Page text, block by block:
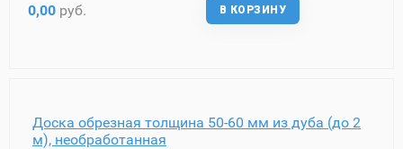
0,00 руб. В КОРЗИНУ
Доска обрезная толщина 50-60 мм из дуба (до 2
м), необработанная